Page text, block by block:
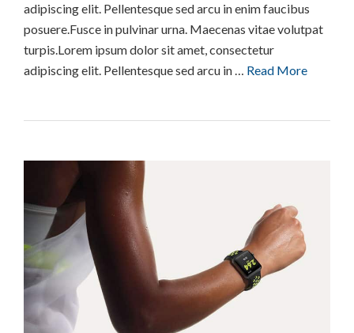
adipiscing elit. Pellentesque sed arcu in enim faucibus
posuere.Fusce in pulvinar urna. Maecenas vitae volutpat
turpis.Lorem ipsum dolor sit amet, consectetur
adipiscing elit. Pellentesque sed arcu in … Read More